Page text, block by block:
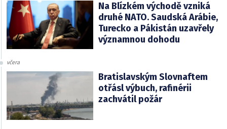
Na Blízkém východě vzniká
druhé NATO. Saudská Arábie,
Turecko a Pákistán uzavřely
významnou dohodu
včera
Bratislavským Slovnaftem
otřásl výbuch, rafinérii
zachvátil požár